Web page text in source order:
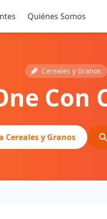
Quiénes Somos
Cereales y Granos
Con
Cereales y Granos